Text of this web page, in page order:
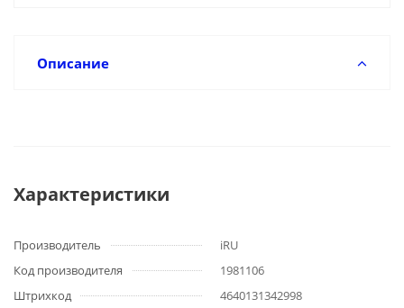
Описание
Характеристики
Производитель
iRU
Код производителя
1981106
Штрихкод
4640131342998